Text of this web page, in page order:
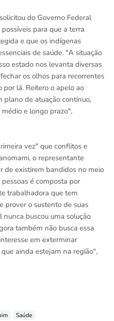
do Governo Federal
para que a terra
e que os indígenas
de saúde. "A situação
estado nos levanta diversas
os olhos para recorrentes
lá. Reitero o apelo ao
plano de atuação contínuo,
e longo prazo",
vez" que conflitos e
o representante
de existirem bandidos no meio
é composta por
trabalhadora que tem
prover o sustento de suas
buscou uma solução
também não busca essa
em exterminar
ainda estejam na região",
Saúde